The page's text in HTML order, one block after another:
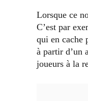
Lorsque ce
C’est par
qui en cache
à partir d’un
joueurs à la